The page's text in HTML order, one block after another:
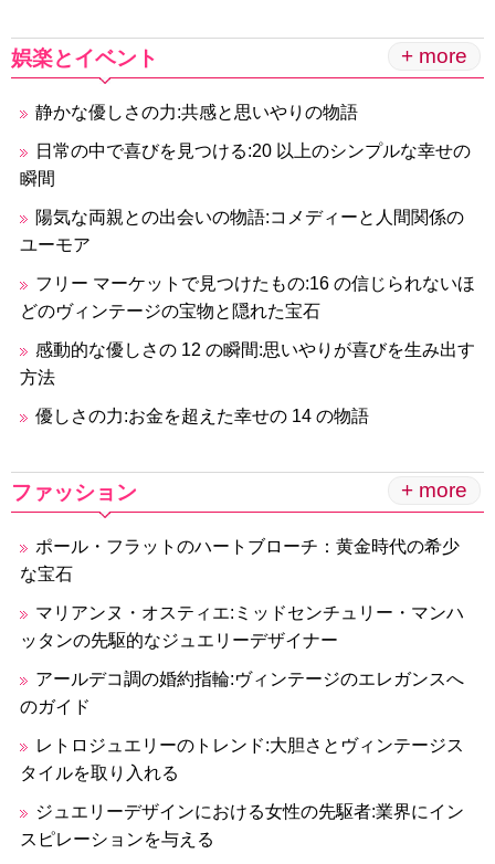
娯楽とイベント + more
静かな優しさの力:共感と思いやりの物語
日常の中で喜びを見つける:20 以上のシンプルな幸せの
瞬間
陽気な両親との出会いの物語:コメディーと人間関係の
ユーモア
フリー マーケットで見つけたもの:16 の信じられないほ
どのヴィンテージの宝物と隠れた宝石
感動的な優しさの 12 の瞬間:思いやりが喜びを生み出す
方法
優しさの力:お金を超えた幸せの 14 の物語
ファッション + more
ポール・フラットのハートブローチ：黄金時代の希少
な宝石
マリアンヌ・オスティエ:ミッドセンチュリー・マンハ
ッタンの先駆的なジュエリーデザイナー
アールデコ調の婚約指輪:ヴィンテージのエレガンスへ
のガイド
レトロジュエリーのトレンド:大胆さとヴィンテージス
タイルを取り入れる
ジュエリーデザインにおける女性の先駆者:業界にイン
スピレーションを与える